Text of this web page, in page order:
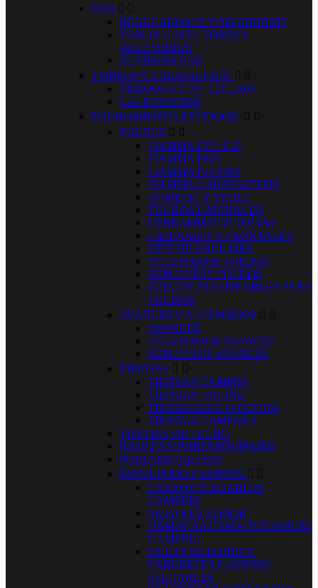
GAS  
REGULADORES Y SEGURIDAD
TOMAS CONECTORES Y
ACCESORIOS
ALARMAS GAS
TERMOS Y CALEFACCION  
TERMOS A GAS, 12V, 220V
CALEFACCION
EQUIPAMIENTO EXTERIOR.  
TOLDOS  
FIAMMA F45 / F40
FIAMMA F80S
FIAMMA F35 PRO
FIAMMA CARAVASTORE
DOMETIC Y TRULE
TOLDOS LATERALES
CERRAMIENTO TOLDO
LATERALES Y FRONTALES
KITS DE ANCLAJES
ACCESORIOS TOLDOS
REPUESTOS TOLDOS
SUELOS TRASPIRABLES PARA
TOLDOS
AVANCES Y ACCESORIOS  
AVANCES
ACCESORIOS AVANCES
REPUESTOS AVANCES
TIENDAS  
TIENDAS CAMPER
TIENDAS COCINA
TIENDA ASEO O DUCHA
TIENDAS CAMPAÑA
TIENDAS DE TECHO
BAULES Y PORTAEQUIPAJES
PORTABICICLETAS
MOBILIARIO CAMPING  
CARROS PLEGABLES
CAMPING
MESAS EXTERIOR
HAMACAS CAMA PLEGABLES
CAMPING
SILLAS SILLONES Y
TABURETES CAMPING
PLEGABLES